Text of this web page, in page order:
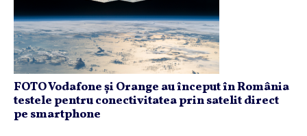
FOTO Vodafone și Orange au început în România
testele pentru conectivitatea prin satelit direct
pe smartphone